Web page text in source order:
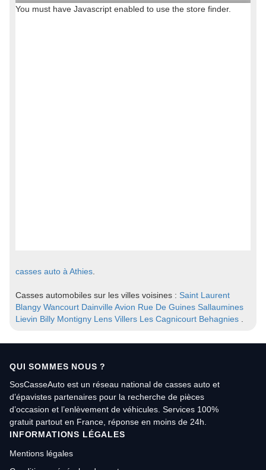
casses auto à Athies
Casses automobiles sur les villes voisines : Saint Laurent
Blangy Wancourt Dainville Avion Rue De Guines Sallaumines
Lievin Billy Montigny Lens Villers Les Cagnicourt Behagnies
QUI SOMMES NOUS ?
SosCasseAuto est un réseau national de casses auto et
d’épavistes partenaires pour la recherche de pièces
d’occasion et l’enlèvement de véhicules. Services 100%
gratuit partout en France, réponse en moins de 24h.
INFORMATIONS LÉGALES
Mentions légales